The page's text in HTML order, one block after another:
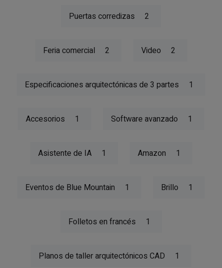
Puertas corredizas 2
Feria comercial 2 Video 2
Especificaciones arquitectónicas de 3 partes 1
Accesorios 1 Software avanzado 1
Asistente de IA 1 Amazon 1
Eventos de Blue Mountain 1 Brillo 1
Folletos en francés 1
Planos de taller arquitectónicos CAD 1